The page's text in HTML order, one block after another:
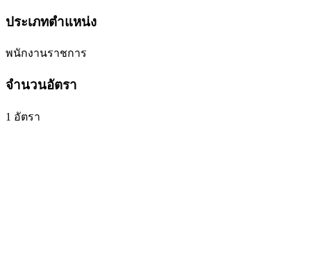
ประเภทตำแหน่ง
พนักงานราชการ
จำนวนอัตรา
1 อัตรา